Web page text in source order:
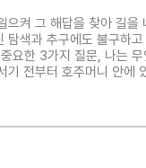
켜 그 해답을 찾아 길
색과 추구에도 불구하
요한 3가지 질문, 나는
전부터 호주머니 안에